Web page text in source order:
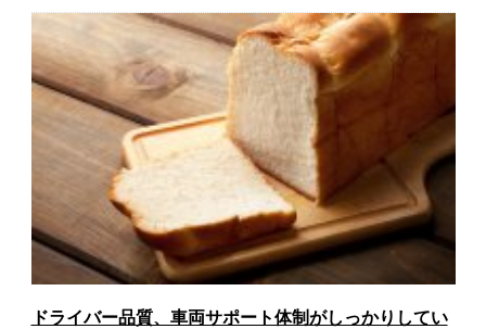
ドライバー品質、車両サポート体制がしっかりしてい